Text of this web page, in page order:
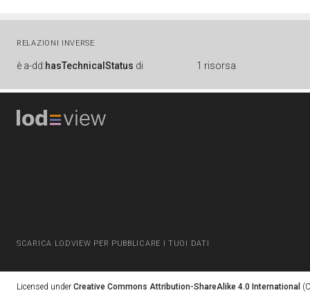
RELAZIONI INVERSE
è a-dd:hasTechnicalStatus di 1 risorsa
SCARICA LODVIEW PER PUBBLICARE I TUOI DATI
Licensed under Creative Commons Attribution-ShareAlike 4.0 International